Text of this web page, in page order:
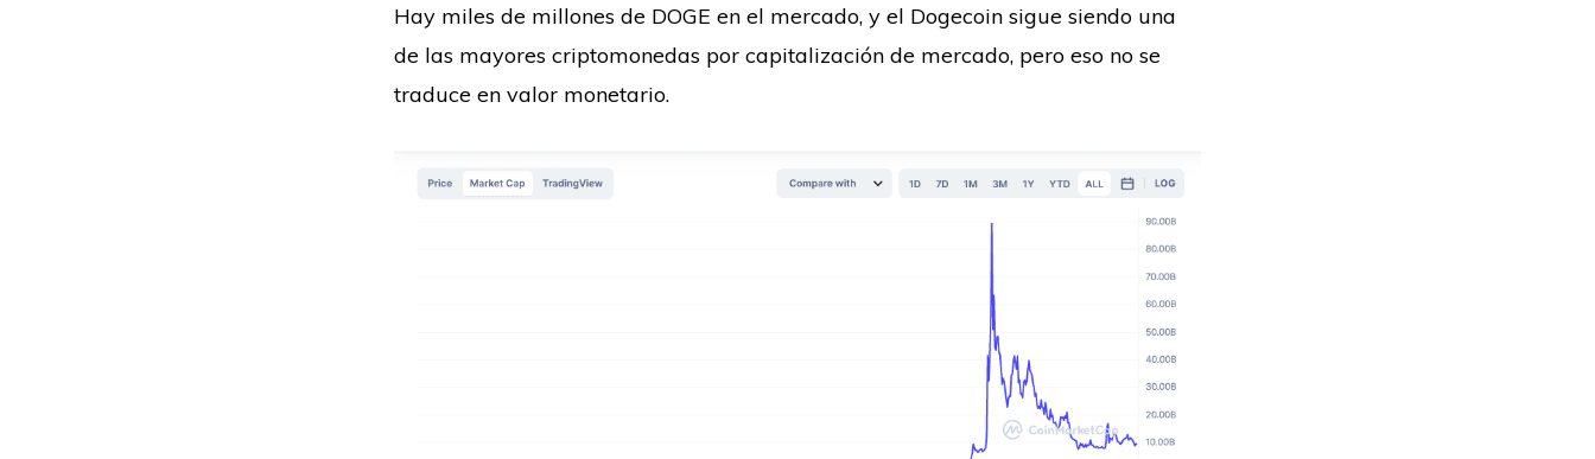
Hay miles de millones de DOGE en el mercado, y el Dogecoin sigue siendo una
de las mayores criptomonedas por capitalización de mercado, pero eso no se
traduce en valor monetario.